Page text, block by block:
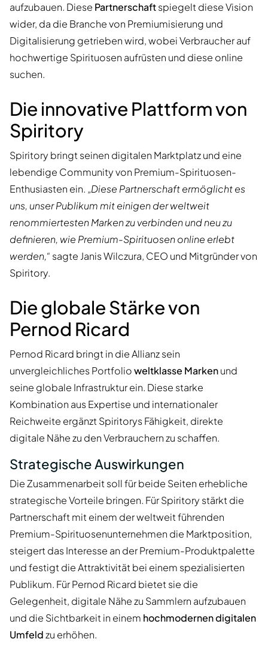
aufzubauen. Diese Partnerschaftspiegelt diese Vision
wider, da die Branche von Premiumisierung und
Digitalisierung getrieben wird, wobei Verbraucher auf
hochwertige Spirituosen aufrüsten und diese online
suchen.
Die innovative Plattform von
Spiritory
Spiritory bringt seinen digitalen Marktplatz und eine
lebendige Community von Premium-Spirituosen-
Enthusiasten ein. „Diese Partnerschaft ermöglicht es
uns, unser Publikum mit einigen der weltweit
renommiertesten Marken zu verbinden und neu zu
definieren, wie Premium-Spirituosen online erlebt
werden,“ sagte Janis Wilczura, CEO und Mitgründer von
Spiritory.
Die globale Stärke von
Pernod Ricard
Pernod Ricard bringt in die Allianz sein
unvergleichliches Portfolioweltklasse Markenund
seine globale Infrastruktur ein. Diese starke
Kombination aus Expertise und internationaler
Reichweite ergänzt Spiritorys Fähigkeit, direkte
digitale Nähe zu den Verbrauchern zu schaffen.
Strategische Auswirkungen
Die Zusammenarbeit soll für beide Seiten erhebliche
strategische Vorteile bringen. Für Spiritory stärkt die
Partnerschaft mit einem der weltweit führenden
Premium-Spirituosenunternehmen die Marktposition,
steigert das Interesse an der Premium-Produktpalette
und festigt die Attraktivität bei einem spezialisierten
Publikum. Für Pernod Ricard bietet sie die
Gelegenheit, digitale Nähe zu Sammlern aufzubauen
und die Sichtbarkeit in einem hochmodernen digitalen
Umfeldzu erhöhen.